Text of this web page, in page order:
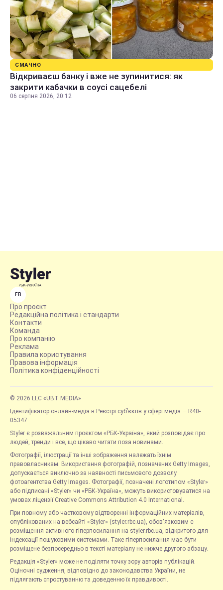
СМАЧНО
Відкриваєш банку і вже не зупинитися: як
закрити кабачки в соусі сацебелі
06 серпня 2026, 20:12
FB
Про проєкт
Редакційна політика і стандарти
Контакти
Команда
Про компанію
Реклама
Правила користування
Правова інформація
Політика конфіденційності
© 2026 LLC «UBT MEDIA»
Ідентифікатор онлайн-медіа в Реєстрі суб’єктів у сфері медіа — R40-
05347
Styler є розважальним проєктом «РБК-Україна», який розповідає про
людей, тренди і все, що цікаво читати поза новинами.
Фотографії, ілюстрації та інші зображення належать їхнім
правовласникам. Використання фотографій, позначених Getty Images,
допускається виключно за наявності письмового дозволу
фотоагентства Getty Images. Фотографії, позначені логотипом «Styler»
або підписані «Styler» чи «РБК-Україна», можуть використовуватися на
умовах ліцензії Creative Commons Attribution 4.0 International.
При повному або частковому відтворенні інформаційних матеріалів,
опублікованих на вебсайті «Styler» (styler.rbc.ua), обов'язковим є
розміщення активного гіперпосилання на styler.rbc.ua, відкритого для
індексації пошуковими системами. Таке гіперпосилання має бути
розміщене безпосередньо в тексті матеріалу не нижче другого абзацу.
Редакція «Styler» може не поділяти точку зору авторів публікацій.
Оціночні судження, відповідно до законодавства України, не
підлягають спростуванню та доведенню їх правдивості.